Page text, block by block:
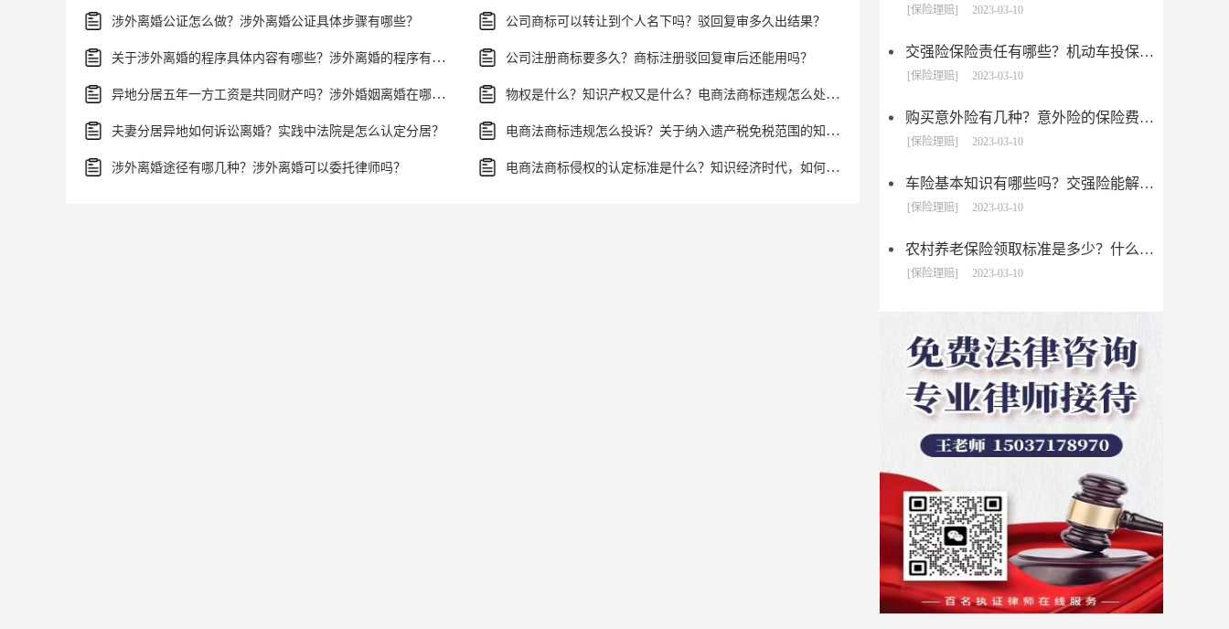
涉外离婚公证怎么做？涉外离婚公证具体步骤有哪些？
关于涉外离婚的程序具体内容有哪些？涉外离婚的程序有什么法律依据？
异地分居五年一方工资是共同财产吗？涉外婚姻离婚在哪里办理？
夫妻分居异地如何诉讼离婚？实践中法院是怎么认定分居？
涉外离婚途径有哪几种？涉外离婚可以委托律师吗？
公司商标可以转让到个人名下吗？驳回复审多久出结果？
公司注册商标要多久？商标注册驳回复审后还能用吗？
物权是什么？知识产权又是什么？电商法商标违规怎么处罚？
电商法商标违规怎么投诉？关于纳入遗产税免税范围的知识产权的具体项目
电商法商标侵权的认定标准是什么？知识经济时代，如何让知识产权保值又升值
[保险理赔] 2023-03-10
交强险保险责任有哪些？机动车投保有哪些注意事项?
[保险理赔] 2023-03-10
购买意外险有几种？意外险的保险费是多少？
[保险理赔] 2023-03-10
车险基本知识有哪些吗？交强险能解决哪些问题？
[保险理赔] 2023-03-10
农村养老保险领取标准是多少？什么是新农保?
[保险理赔] 2023-03-10